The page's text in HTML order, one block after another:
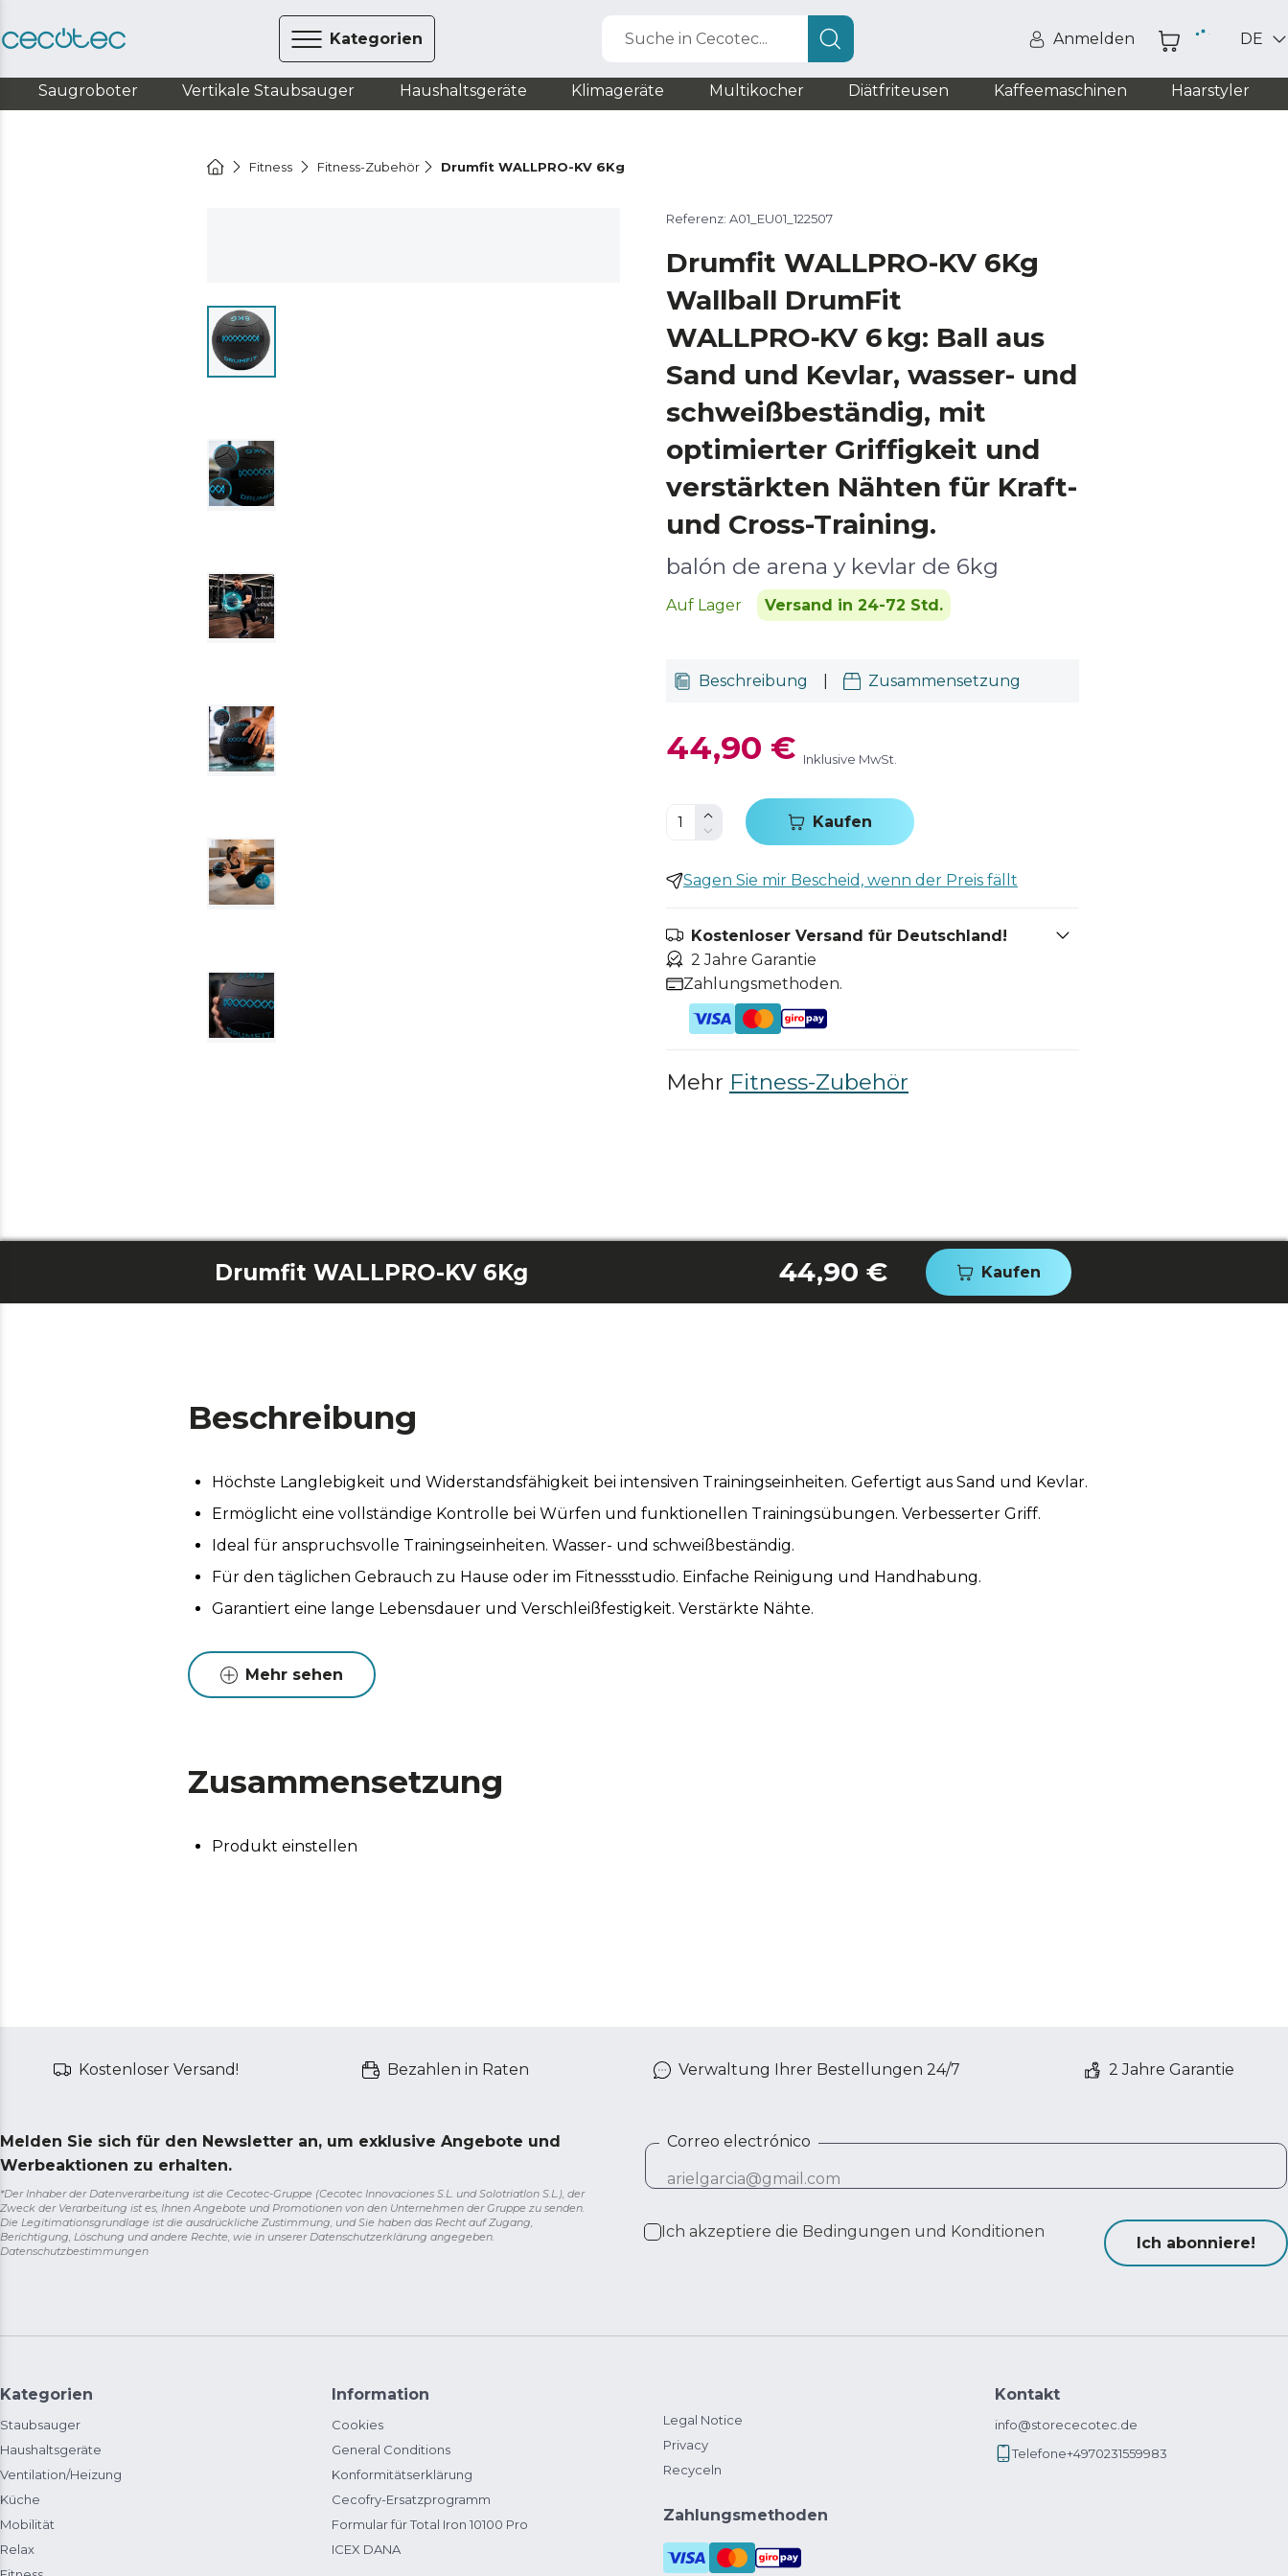
Kategorien Suche in Cecotec... Anmelden DE
Saugroboter Vertikale Staubsauger Haushaltsgeräte Klimageräte Multikocher Diätfriteusen Kaffeemaschinen Haarstyler
Fitness Fitness-Zubehör Drumfit WALLPRO-KV 6Kg
Referenz: A01_EU01_122507
Drumfit WALLPRO-KV 6Kg
Wallball DrumFit
WALLPRO‑KV 6 kg: Ball aus
Sand und Kevlar, wasser- und
schweißbeständig, mit
optimierter Griffigkeit und
verstärkten Nähten für Kraft-
und Cross-Training.
balón de arena y kevlar de 6kg
Auf Lager Versand in 24-72 Std.
Beschreibung Zusammensetzung
44,90 € Inklusive MwSt.
Kaufen
Sagen Sie mir Bescheid, wenn der Preis fällt
Kostenloser Versand für Deutschland!
2 Jahre Garantie
Zahlungsmethoden.
Mehr Fitness-Zubehör
Drumfit WALLPRO-KV 6Kg 44,90 € Kaufen
Beschreibung
Höchste Langlebigkeit und Widerstandsfähigkeit bei intensiven Trainingseinheiten. Gefertigt aus Sand und Kevlar.
Ermöglicht eine vollständige Kontrolle bei Würfen und funktionellen Trainingsübungen. Verbesserter Griff.
Ideal für anspruchsvolle Trainingseinheiten. Wasser- und schweißbeständig.
Für den täglichen Gebrauch zu Hause oder im Fitnessstudio. Einfache Reinigung und Handhabung.
Garantiert eine lange Lebensdauer und Verschleißfestigkeit. Verstärkte Nähte.
Mehr sehen
Zusammensetzung
Produkt einstellen
Kostenloser Versand! Bezahlen in Raten Verwaltung Ihrer Bestellungen 24/7 2 Jahre Garantie
Melden Sie sich für den Newsletter an, um exklusive Angebote und
Werbeaktionen zu erhalten.
*Der Inhaber der Datenverarbeitung ist die Cecotec-Gruppe (Cecotec Innovaciones S.L. und Solotriatlon S.L.), der
Zweck der Verarbeitung ist es, Ihnen Angebote und Promotionen von den Unternehmen der Gruppe zu senden.
Die Legitimationsgrundlage ist die ausdrückliche Zustimmung, und Sie haben das Recht auf Zugang,
Berichtigung, Löschung und andere Rechte, wie in unserer Datenschutzerklärung angegeben.
Datenschutzbestimmungen
Correo electrónico
Ich akzeptiere die Bedingungen und Konditionen
Ich abonniere!
Kategorien
Staubsauger
Haushaltsgeräte
Ventilation/Heizung
Küche
Mobilität
Relax
Information
Cookies
General Conditions
Konformitätserklärung
Cecofry-Ersatzprogramm
Formular für Total Iron 10100 Pro
ICEX DANA
Legal Notice
Privacy
Recyceln
Zahlungsmethoden
Kontakt
info@storececotec.de
Telefone+4970231559983